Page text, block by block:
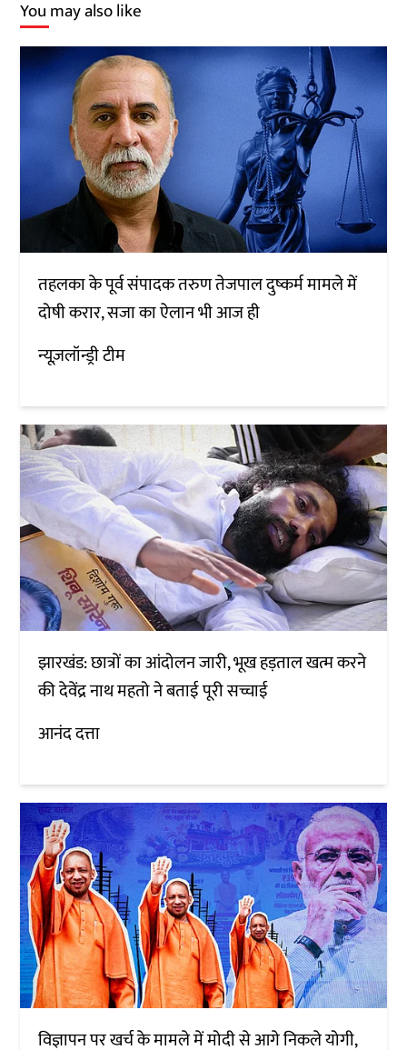
You may also like
तहलका के पूर्व संपादक तरुण तेजपाल दुष्कर्म मामले में
दोषी करार, सजा का ऐलान भी आज ही
न्यूज़लॉन्ड्री टीम
झारखंड: छात्रों का आंदोलन जारी, भूख हड़ताल खत्म करने
की देवेंद्र नाथ महतो ने बताई पूरी सच्चाई
आनंद दत्ता
विज्ञापन पर खर्च के मामले में मोदी से आगे निकले योगी,